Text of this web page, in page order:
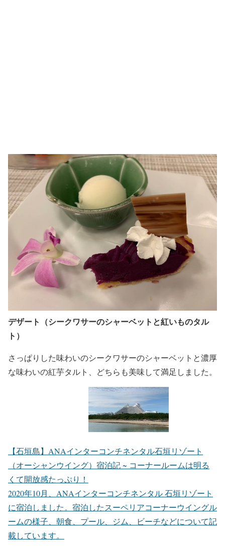
デザート（シークワサーのシャーベットと紅いものタル
ト）
さっぱりした味わいのシークワサーのシャーベットと濃厚
な味わいの紅芋タルト、どちらも美味して満足しました。
【石垣島】ANAインターコンチネンタル石垣リゾート
（オーシャンウイング）宿泊記 ~ コーナールームは明る
くて開放感たっぷり！
2020年10月、ANAインターコンチネンタル 石垣リゾート
に宿泊しました。宿泊したスーペリアコーナーウイングル
ームの様子、朝食、プール、ジム、ビーチなどについて記
載しています。